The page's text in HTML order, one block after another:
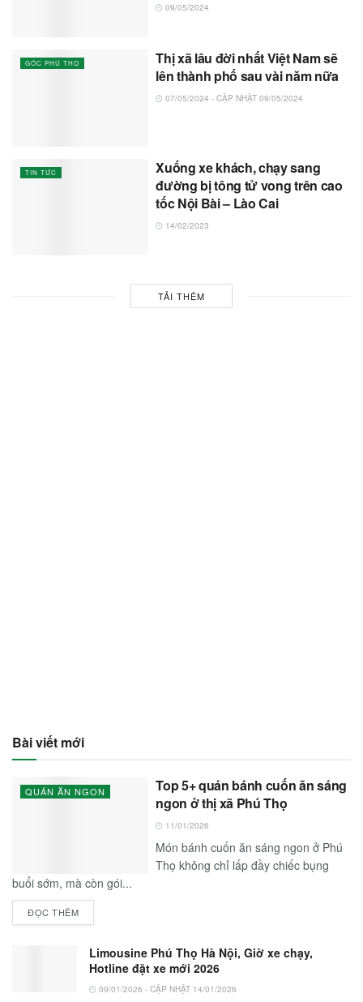
09/05/2024
GÓC PHÚ THỌ
Thị xã lâu đời nhất Việt Nam sẽ
lên thành phố sau vài năm nữa
07/05/2024 - CẬP NHẬT 09/05/2024
TIN TỨC
Xuống xe khách, chạy sang
đường bị tông tử vong trên cao
tốc Nội Bài – Lào Cai
14/02/2023
TẢI THÊM
Bài viết mới
QUÁN ĂN NGON
Top 5+ quán bánh cuốn ăn sáng
ngon ở thị xã Phú Thọ
11/01/2026
Món bánh cuốn ăn sáng ngon ở Phú
Thọ không chỉ lấp đầy chiếc bụng
buổi sớm, mà còn gói...
ĐỌC THÊM
Limousine Phú Thọ Hà Nội, Giờ xe chạy,
Hotline đặt xe mới 2026
09/01/2026 - CẬP NHẬT 14/01/2026